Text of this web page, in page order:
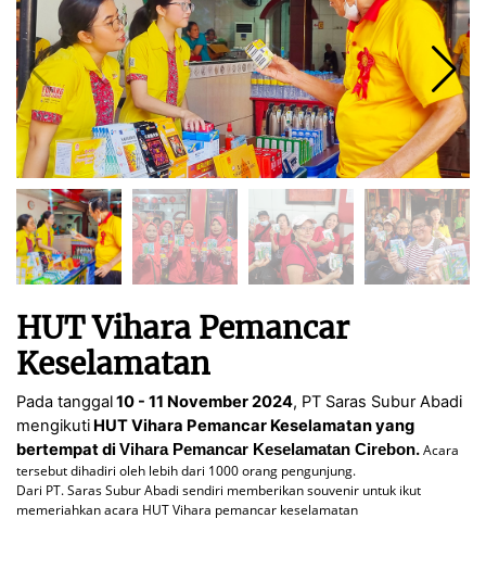
HUT Vihara Pemancar
Keselamatan
Pada tanggal10 - 11 November 2024, PT Saras Subur Abadi
mengikuti HUT Vihara Pemancar Keselamatan yang
bertempat di Vihara Pemancar Keselamatan Cirebon.Acara
tersebut dihadiri oleh lebih dari 1000 orang pengunjung.
Dari PT. Saras Subur Abadi sendiri memberikan souvenir untuk ikut
memeriahkan acara HUT Vihara pemancar keselamatan